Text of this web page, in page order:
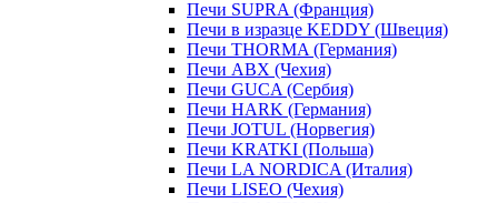
Печи SUPRA (Франция)
Печи в изразце KEDDY (Швеция)
Печи THORMA (Германия)
Печи ABX (Чехия)
Печи GUCA (Сербия)
Печи HARK (Германия)
Печи JOTUL (Норвегия)
Печи KRATKI (Польша)
Печи LA NORDICA (Италия)
Печи LISEO (Чехия)